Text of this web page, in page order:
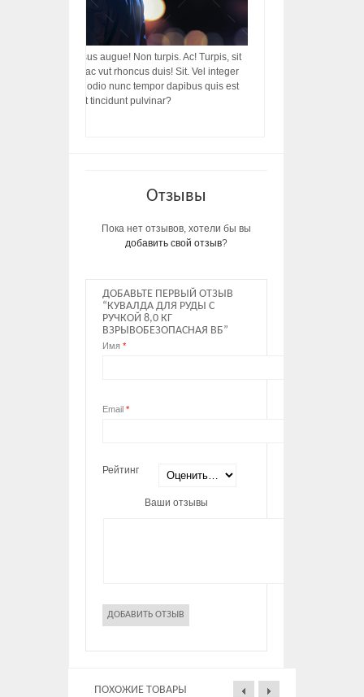
integer! Risus augue! Non turpis. Ac! Turpis, sit
rhoncus porttitor ac vut rhoncus duis! Sit. Vel integer
ut diam porttitor odio nunc tempor dapibus quis est
dictumst, vel amet tincidunt pulvinar?
Отзывы
Пока нет отзывов, хотели бы вы
добавить свой отзыв?
ДОБАВЬТЕ ПЕРВЫЙ ОТЗЫВ
“КУВАЛДА ДЛЯ РУДЫ С
РУЧКОЙ 8,0 КГ
ВЗРЫВОБЕЗОПАСНАЯ ВБ”
Имя *
Email *
Рейтинг
Ваши отзывы
ПОХОЖИЕ ТОВАРЫ